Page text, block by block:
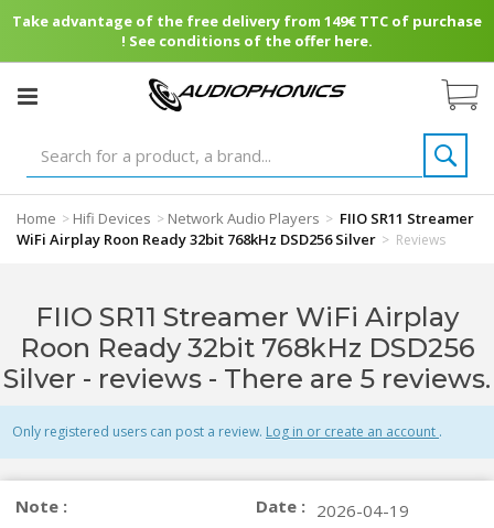
Take advantage of the free delivery from 149€ TTC of purchase
! See conditions of the offer here.
Home > Hifi Devices > Network Audio Players > FIIO SR11 Streamer
WiFi Airplay Roon Ready 32bit 768kHz DSD256 Silver > Reviews
FIIO SR11 Streamer WiFi Airplay
Roon Ready 32bit 768kHz DSD256
Silver - reviews - There are 5 reviews.
Only registered users can post a review. Log in or create an account .
Note : Date : 2026-04-19